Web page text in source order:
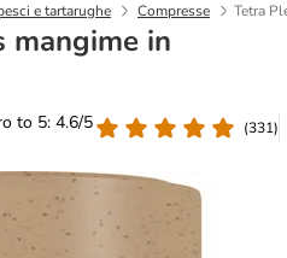
e tartarughe Compresse Tetra
mangime in
to 5: 4.6/5
(331)